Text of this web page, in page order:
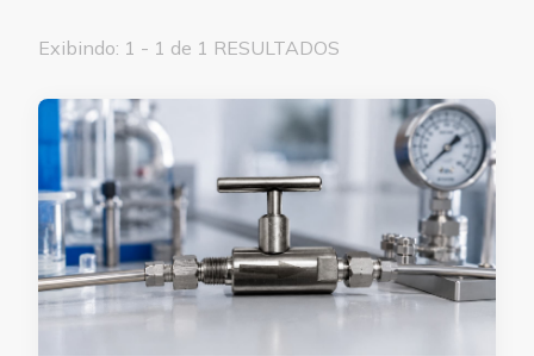
Exibindo: 1 - 1 de 1 RESULTADOS